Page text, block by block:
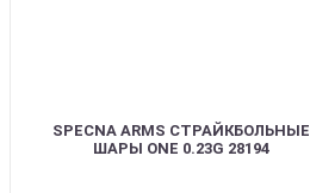
SPECNA ARMS СТРАЙКБОЛЬНЫЕ
ШАРЫ ONE 0.23G 28194